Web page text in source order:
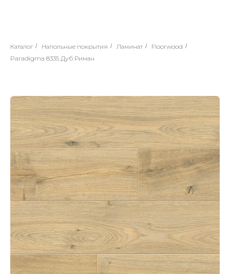
Каталог / Напольные покрытия / Ламинат / Floorwood /
Paradigma 8335 Дуб Риман